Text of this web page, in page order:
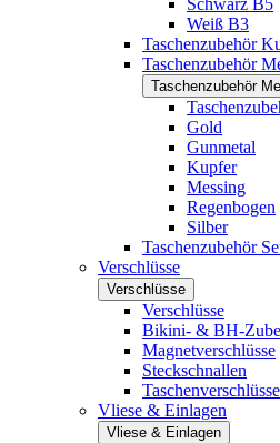
Schwarz B5
Weiß B3
Taschenzubehör
Taschenzubehör
Taschenzubehör
Gold
Gunmetal
Kupfer
Messing
Regenbogen
Silber
Taschenzubehör
Verschlüsse
Verschlüsse
Verschlüsse
Bikini- & BH-
Magnetverschlüsse
Steckschnallen
Taschenverschlüsse
Vliese & Einlagen
Vliese & Einlagen